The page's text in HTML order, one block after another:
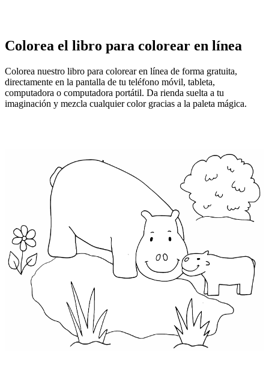
Colorea el libro para colorear en línea
Colorea nuestro libro para colorear en línea de forma gratuita,
directamente en la pantalla de tu teléfono móvil, tableta,
computadora o computadora portátil. Da rienda suelta a tu
imaginación y mezcla cualquier color gracias a la paleta mágica.